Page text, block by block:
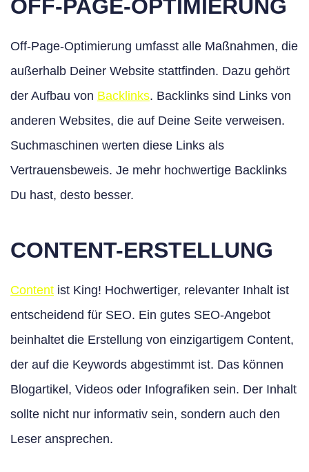
OFF-PAGE-OPTIMIERUNG
Off-Page-Optimierung umfasst alle Maßnahmen, die
außerhalb Deiner Website stattfinden. Dazu gehört
der Aufbau von Backlinks. Backlinks sind Links von
anderen Websites, die auf Deine Seite verweisen.
Suchmaschinen werten diese Links als
Vertrauensbeweis. Je mehr hochwertige Backlinks
Du hast, desto besser.
CONTENT-ERSTELLUNG
Content ist King! Hochwertiger, relevanter Inhalt ist
entscheidend für SEO. Ein gutes SEO-Angebot
beinhaltet die Erstellung von einzigartigem Content,
der auf die Keywords abgestimmt ist. Das können
Blogartikel, Videos oder Infografiken sein. Der Inhalt
sollte nicht nur informativ sein, sondern auch den
Leser ansprechen.